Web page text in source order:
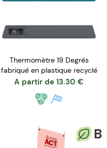
Thermomètre 19 Degrés
fabriqué en plastique recyclé
A partir de 13.30 €
B